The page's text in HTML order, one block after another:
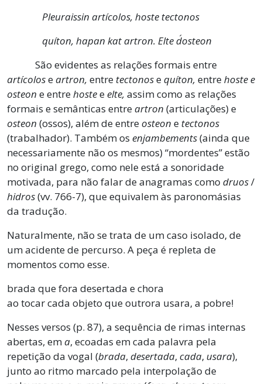
Pleuraissin artícolos, hoste tectonos
quíton, hapan kat artron. Elte d´osteon
São evidentes as relações formais entre
artícoloseartron, entre tectonosequíton, entrehoste e
osteon e entrehosteeelte, assim como as relações
formais e semânticas entreartron (articulações) e
osteon (ossos), além de entreosteon e tectonos
(trabalhador). Também os enjambements(ainda que
necessariamente não os mesmos) “mordentes” estão
no original grego, como nele está a sonoridade
motivada, para não falar de anagramas como druos/
hidros(vv. 766-7), que equivalem às paronomásias
da tradução.
Naturalmente, não se trata de um caso isolado, de
um acidente de percurso. A peça é repleta de
momentos como esse.
brada que fora desertada e chora
ao tocar cada objeto que outrora usara, a pobre!
Nesses versos (p. 87), a sequência de rimas internas
abertas, ema, ecoadas em cada palavra pela
repetição da vogal (brada, desertada, cada, usara),
junto ao ritmo marcado pela interpolação de